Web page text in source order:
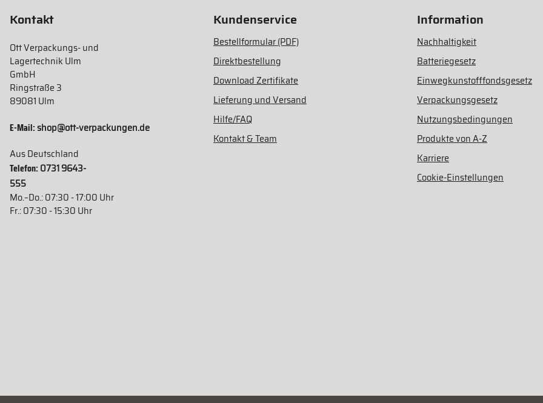
Kontakt
Ott Verpackungs- und
Lagertechnik Ulm
GmbH
Ringstraße 3
89081 Ulm
E-Mail:shop@ott-verpackungen.de
Aus Deutschland
Telefon: 0731 9643-
555
Mo.–Do.: 07:30 - 17:00 Uhr
Fr.: 07:30 - 15:30 Uhr
Kundenservice
Bestellformular (PDF)
Direktbestellung
Download Zertifikate
Lieferung und Versand
Hilfe/FAQ
Kontakt & Team
Information
Nachhaltigkeit
Batteriegesetz
Einwegkunstofffondsgesetz
Verpackungsgesetz
Nutzungsbedingungen
Produkte von A-Z
Karriere
Cookie-Einstellungen